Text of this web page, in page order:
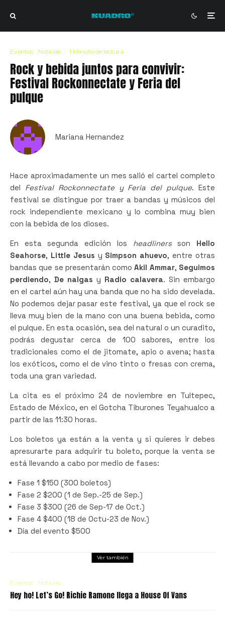
Eventos Noticias · 1 Minuto de lectura
Rock y bebida juntos para convivir:
Festival Rockonnectate y Feria del
pulque
Mariana Hernandez
Hace aproximadamente un mes salió el cartel completo
del Festival Rockonnectate y Feria del pulque. Este
festival se distingue por traer a bandas y músicos del
rock independiente mexicano y lo combina muy bien
con la bebida de los dioses.
En esta segunda edición los headlinersson Hello
Seahorse, Little Jesus y Simpson ahuevo, entre otras
bandas que se presentarán comoAkil Ammar, Seguimos
perdiendo, De nalgas y Radio calavera. Sin embargo
en el cartel aún hay una banda que no ha sido develada.
No podemos dejar pasar este festival, ya que el rock se
lleva muy bien de la mano con una buena bebida, como
el pulque. En esta ocasión, sea del natural o un curadito,
podrás degustar cerca de 100 sabores, entre los
tradicionales como el de jitomate, apio o avena; hasta
los exóticos, como el de vino tinto o fresas con crema,
toda una gran variedad.
La cita es el próximo 24 de noviembre en Tultepec,
Estado de México, en el Gotcha Tiburones Teyahualco a
partir de las 11:30 horas.
Los boletos ya están a la venta y si quieres ir debes
apresurarte para adquirir tu boleto, porque la venta se
está llevando a cabo por medio de fases:
Fase 1 $150 (300 boletos)
Fase 2 $200 (1 de Sep.-25 de Sep.)
Fase 3 $300 (26 de Sep-17 de Oct.)
Fase 4 $400 (18 de Octu-23 de Nov.)
Día del evento $500
Ver también
Eventos Noticias
Hey ho! Let’s Go! Richie Ramone llega a House Of Vans